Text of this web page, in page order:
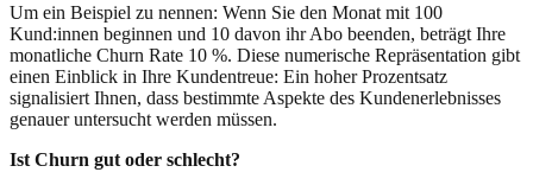
Um ein Beispiel zu nennen: Wenn Sie den Monat mit 100
Kund:innen beginnen und 10 davon ihr Abo beenden, beträgt Ihre
monatliche Churn Rate 10 %. Diese numerische Repräsentation gibt
einen Einblick in Ihre Kundentreue: Ein hoher Prozentsatz
signalisiert Ihnen, dass bestimmte Aspekte des Kundenerlebnisses
genauer untersucht werden müssen.
Ist Churn gut oder schlecht?